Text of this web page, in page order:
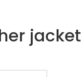
jacket